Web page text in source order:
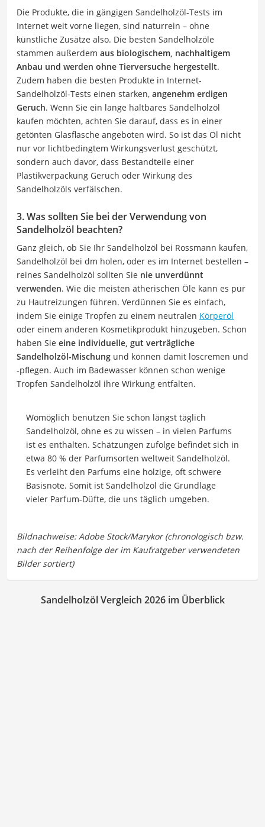
Die Produkte, die in gängigen Sandelholzöl-Tests im
Internet weit vorne liegen, sind naturrein – ohne
künstliche Zusätze also. Die besten Sandelholzöle
stammen außerdem aus biologischem, nachhaltigem
Anbau und werden ohne Tierversuche hergestellt.
Zudem haben die besten Produkte in Internet-
Sandelholzöl-Tests einen starken, angenehm erdigen
Geruch. Wenn Sie ein lange haltbares Sandelholzöl
kaufen möchten, achten Sie darauf, dass es in einer
getönten Glasflasche angeboten wird. So ist das Öl nicht
nur vor lichtbedingtem Wirkungsverlust geschützt,
sondern auch davor, dass Bestandteile einer
Plastikverpackung Geruch oder Wirkung des
Sandelholzöls verfälschen.
3. Was sollten Sie bei der Verwendung von
Sandelholzöl beachten?
Ganz gleich, ob Sie Ihr Sandelholzöl bei Rossmann kaufen,
Sandelholzöl bei dm holen, oder es im Internet bestellen –
reines Sandelholzöl sollten Sie nie unverdünnt
verwenden. Wie die meisten ätherischen Öle kann es pur
zu Hautreizungen führen. Verdünnen Sie es einfach,
indem Sie einige Tropfen zu einem neutralen Körperöl
oder einem anderen Kosmetikprodukt hinzugeben. Schon
haben Sie eine individuelle, gut verträgliche
Sandelholzöl-Mischung und können damit loscremen und
-pflegen. Auch im Badewasser können schon wenige
Tropfen Sandelholzöl ihre Wirkung entfalten.
Womöglich benutzen Sie schon längst täglich
Sandelholzöl, ohne es zu wissen – in vielen Parfums
ist es enthalten. Schätzungen zufolge befindet sich in
etwa 80 % der Parfumsorten weltweit Sandelholzöl.
Es verleiht den Parfums eine holzige, oft schwere
Basisnote. Somit ist Sandelholzöl die Grundlage
vieler Parfum-Düfte, die uns täglich umgeben.
Sandelholzöl Vergleich 2026 im Überblick